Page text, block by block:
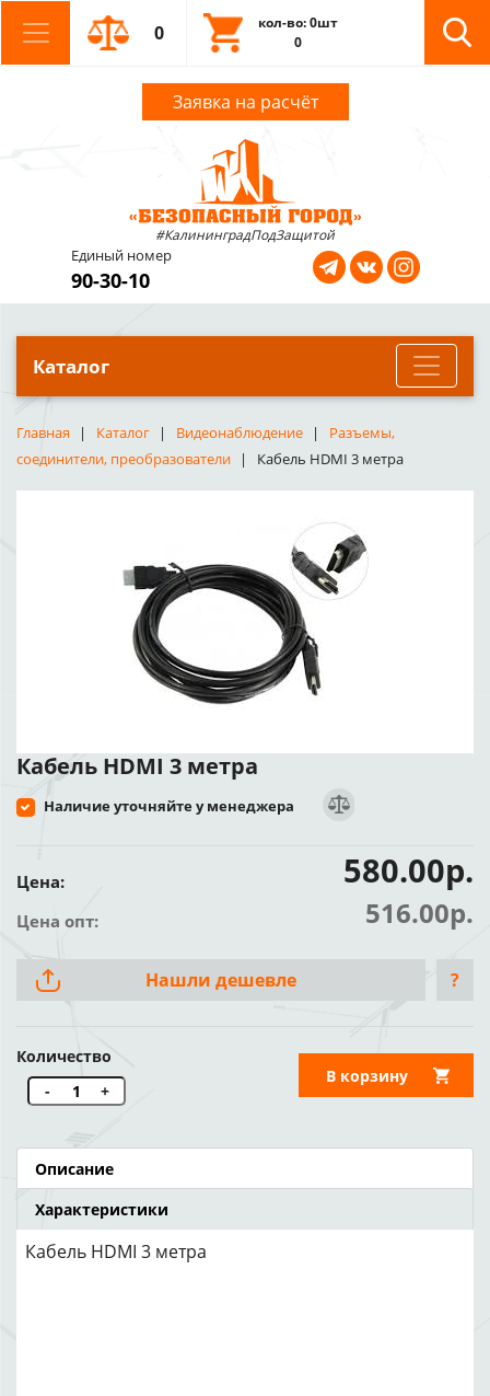
0
кол-во: 0шт
0
Заявка на расчёт
#КалининградПодЗащитой
Единый номер
90-30-10
Каталог
Главная Каталог Видеонаблюдение
Разъемы,
соединители, преобразователи
Кабель HDMI 3 метра
Кабель HDMI 3 метра
Наличие уточняйте у менеджера
Цена: 580.00р.
Цена опт: 516.00р.
Нашли дешевле ?
Количество
-
+
В корзину
Описание
Характеристики
Кабель HDMI 3 метра